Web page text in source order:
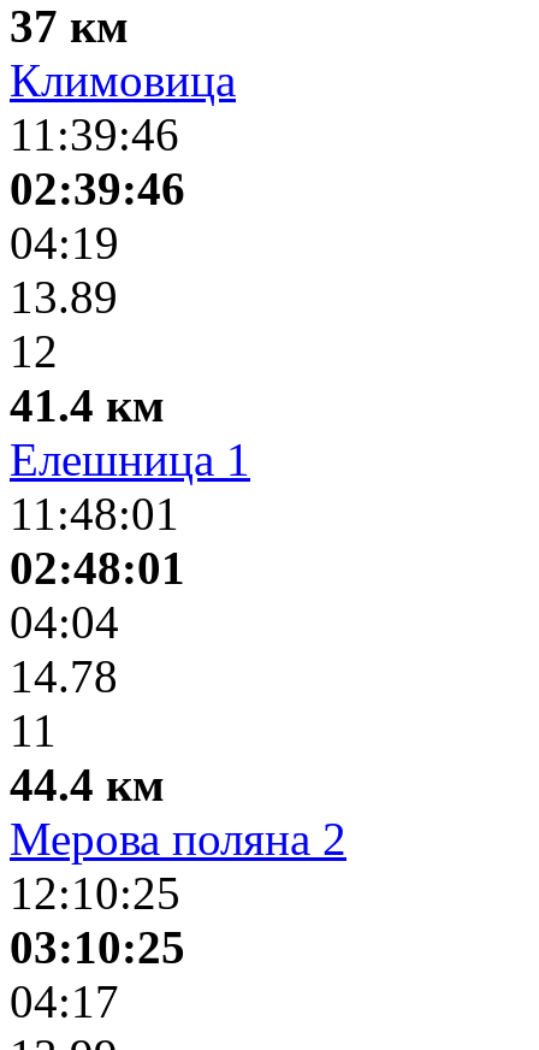
37 км
Климовица
11:39:46
02:39:46
04:19
13.89
12
41.4 км
Елешница 1
11:48:01
02:48:01
04:04
14.78
11
44.4 км
Мерова поляна 2
12:10:25
03:10:25
04:17